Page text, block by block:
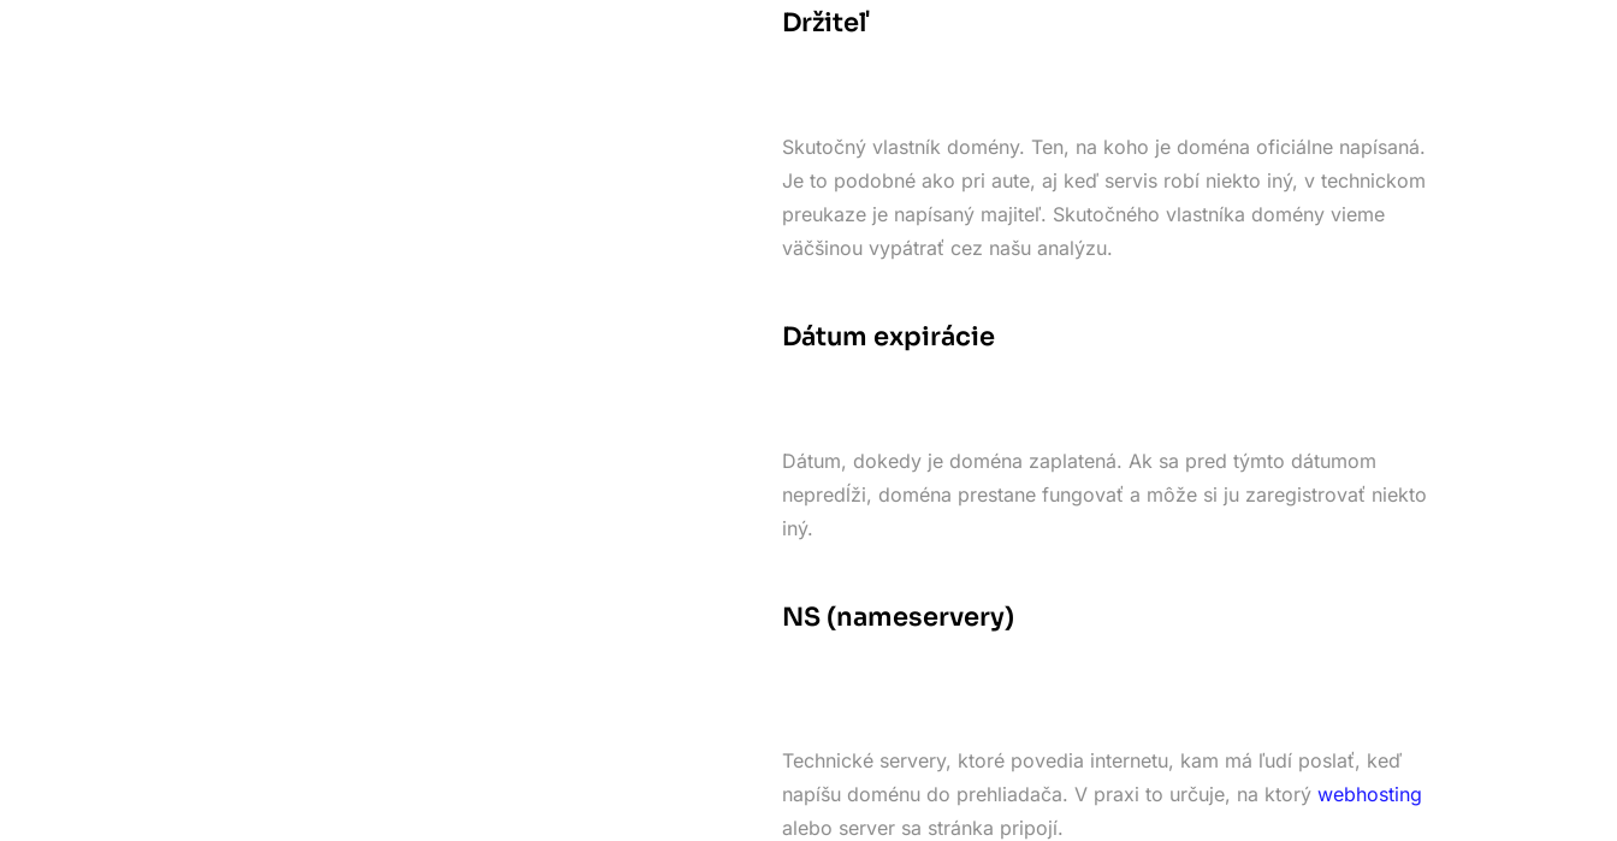
Držiteľ
Skutočný vlastník domény. Ten, na koho je doména oficiálne napísaná.
Je to podobné ako pri aute, aj keď servis robí niekto iný, v technickom
preukaze je napísaný majiteľ. Skutočného vlastníka domény vieme
väčšinou vypátrať cez našu analýzu.
Dátum expirácie
Dátum, dokedy je doména zaplatená. Ak sa pred týmto dátumom
nepredĺži, doména prestane fungovať a môže si ju zaregistrovať niekto
iný.
NS (nameservery)
Technické servery, ktoré povedia internetu, kam má ľudí poslať, keď
napíšu doménu do prehliadača. V praxi to určuje, na ktorý webhosting
alebo server sa stránka pripojí.